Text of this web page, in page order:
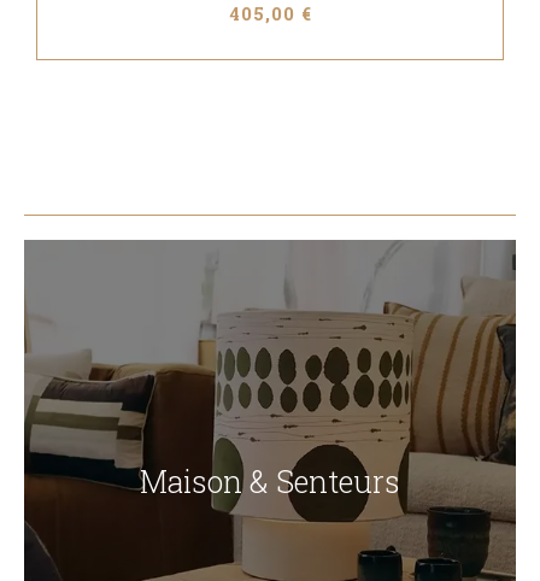
405,00 €
Maison & Senteurs